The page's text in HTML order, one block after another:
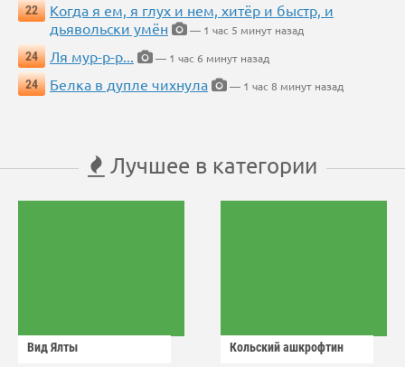
22
Когда я ем, я глух и нем, хитёр и быстр, и
дьявольски умён
— 1 час 5 минут назад
24
Ля мур-р-р...
— 1 час 6 минут назад
24
Белка в дупле чихнула — 1 час 8 минут назад
Лучшее в категории
Вид Ялты Кольский ашкрофтин